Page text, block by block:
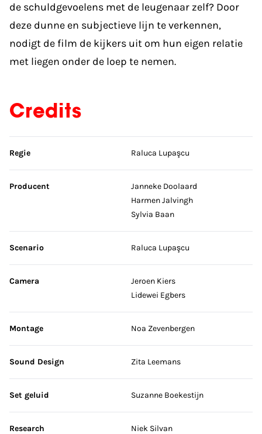
de schuldgevoelens met de leugenaar zelf? Door
deze dunne en subjectieve lijn te verkennen,
nodigt de film de kijkers uit om hun eigen relatie
met liegen onder de loep te nemen.
Credits
Sla credits over
Regie Raluca Lupaşcu
Producent
Janneke Doolaard
Harmen Jalvingh
Sylvia Baan
Scenario Raluca Lupaşcu
Camera
Jeroen Kiers
Lidewei Egbers
Montage Noa Zevenbergen
Sound Design Zita Leemans
Set geluid Suzanne Boekestijn
Research
Niek Silvan